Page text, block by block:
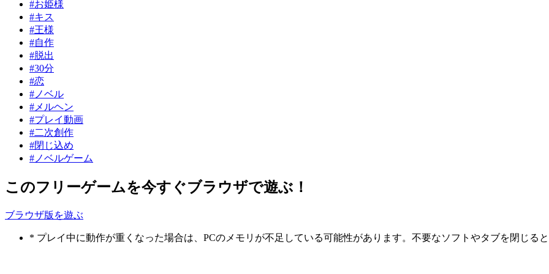
#お姫様
#キス
#王様
#自作
#脱出
#30分
#恋
#ノベル
#メルヘン
#プレイ動画
#二次創作
#閉じ込め
#ノベルゲーム
このフリーゲームを今すぐブラウザで遊ぶ！
ブラウザ版を遊ぶ
* プレイ中に動作が重くなった場合は、PCのメモリが不足している可能性があります。不要なソフトやタブを閉じると